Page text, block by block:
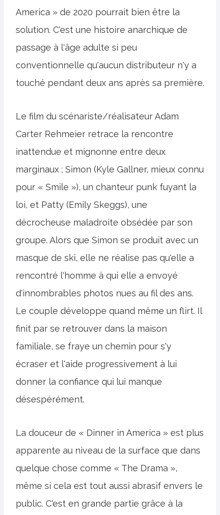
America » de 2020 pourrait bien être la
solution. C'est une histoire anarchique de
passage à l'âge adulte si peu
conventionnelle qu'aucun distributeur n'y a
touché pendant deux ans après sa première.
Le film du scénariste/réalisateur Adam
Carter Rehmeier retrace la rencontre
inattendue et mignonne entre deux
marginaux ; Simon (Kyle Gallner, mieux connu
pour « Smile »), un chanteur punk fuyant la
loi, et Patty (Emily Skeggs), une
décrocheuse maladroite obsédée par son
groupe. Alors que Simon se produit avec un
masque de ski, elle ne réalise pas qu'elle a
rencontré l'homme à qui elle a envoyé
d'innombrables photos nues au fil des ans.
Le couple développe quand même un flirt. Il
finit par se retrouver dans la maison
familiale, se fraye un chemin pour s'y
écraser et l'aide progressivement à lui
donner la confiance qui lui manque
désespérément.
La douceur de « Dinner in America » est plus
apparente au niveau de la surface que dans
quelque chose comme « The Drama »,
même si cela est tout aussi abrasif envers le
public. C'est en grande partie grâce à la